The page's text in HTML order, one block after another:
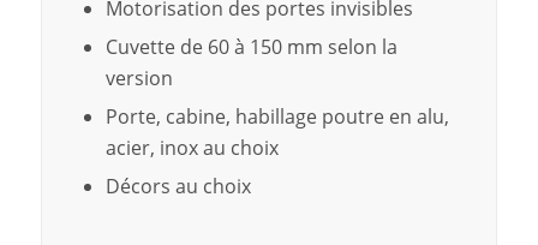
Motorisation des portes invisibles
Cuvette de 60 à 150 mm selon la
version
Porte, cabine, habillage poutre en alu,
acier, inox au choix
Décors au choix